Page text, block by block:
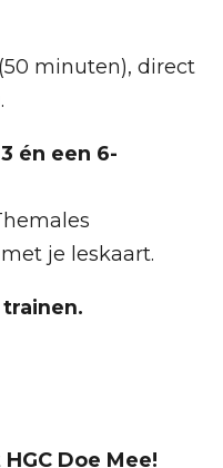
(50 minuten), direct
én een 6-
je leskaart.
HGC Doe Mee!